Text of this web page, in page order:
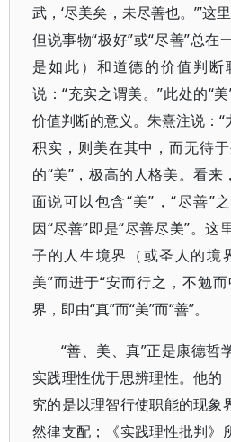
武，‘尽美矣，未尽善也。’”这
但说事物“极好”或“尽善”总在
是如此）和道德的价值判断
说：“充实之谓美。”此处的“
价值判断的意义。朱熹注说：
积实，则美在其中，而无待
的“美”，极高的人格美。看来
面说可以包含“美”，“尽善”
因“尽善”即是“尽善尽美”。这
子的人生境界（或圣人的境
美”而进于“安而行之，不勉
界，即由“真”而“美”而“善”。
“善、美、真”正是康德哲
实践理性优于思辨理性。他的
究的是以理智行使职能的现象
然律支配；《实践理性批判》